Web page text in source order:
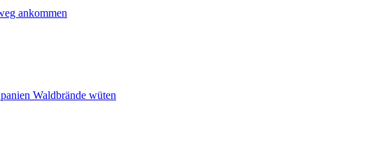
ankommen
Waldbrände wüten